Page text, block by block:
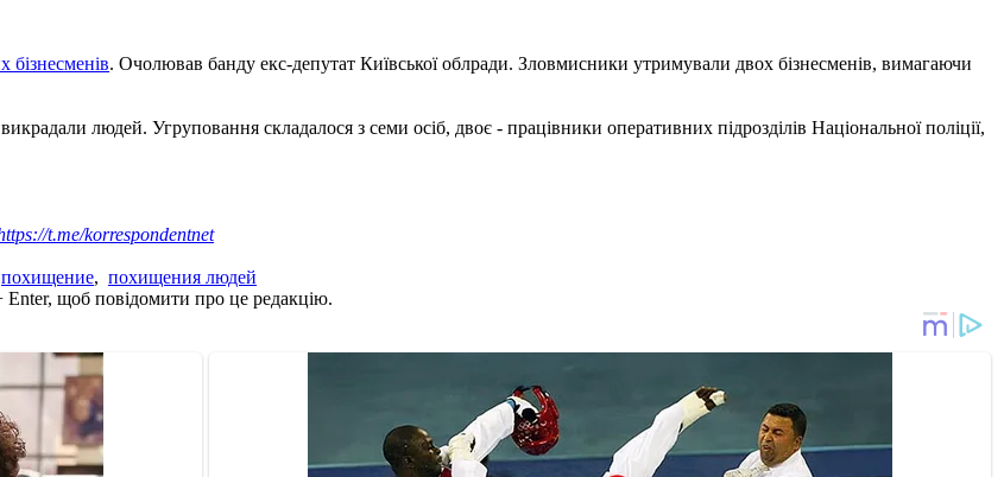
бізнесменів. Очолював банду екс-депутат Київської облради. Зловмисники утримували двох бізнесменів, вимагаючи
викрадали людей. Угруповання складалося з семи осіб, двоє - працівники оперативних підрозділів Національної поліції,
t.me/korrespondentnet
похищение, похищения людей
Enter, щоб повідомити про це редакцію.